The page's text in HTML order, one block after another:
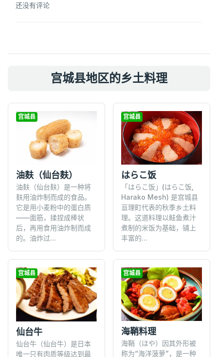
还没有评论
宫城县地区的乡土料理
宫城县
油麸（仙台麸）
油麸（仙台麸）是一种将
麸用油炸制而成的食品。
它是用小麦粉中的蛋白质
——面筋，揉捏成棒状
后，再用食用油炸制而成
的。油炸过...
宫城县
はらこ饭
「はらこ饭」(はらこ饭,
Harako Mesh) 是宫城县
亘理町代表的秋季乡土料
理。这道料理以鲑鱼煮汁
煮制的米饭为基础，铺上
丰富的...
宫城县
仙台牛
仙台牛（仙台牛）是日本
唯一只有肉质等级达到最
宫城县
海鞘料理
海鞘（ほや）因其外形被
称为“海洋菠萝”，是一种